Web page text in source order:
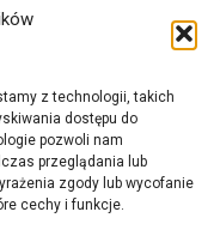
z technologii, takich
dostępu do
pozwoli nam
przeglądania lub
zgody lub wycofanie
cechy i funkcje.
i Społecznej
Społecznego
Strukturalnych
Górze
Wlkp.